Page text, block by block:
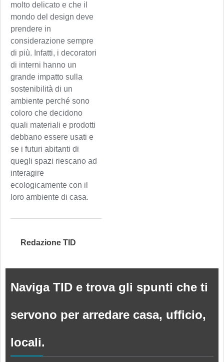
molto delicato e che il
mondo del design deve
prendere in
considerazione sempre
di più. Infatti, i decoratori
di interni hanno un
grande impatto sulla
sostenibilità di un
ambiente perché sono
coloro che decidono
quali materiali e prodotti
debbano essere usati e
se i futuri abitanti di
quegli spazi riescano ad
interagire
ecologicamente con il
loro ambiente di casa.
Redazione TID
Naviga TID e trova gli spunti che ti
servono per arredare casa, ufficio,
locali.